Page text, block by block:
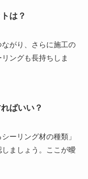
は？
ながり、さらに施工の
ングも長持ちしま
ばいい？
ーリング材の種類」
しましょう。ここが曖